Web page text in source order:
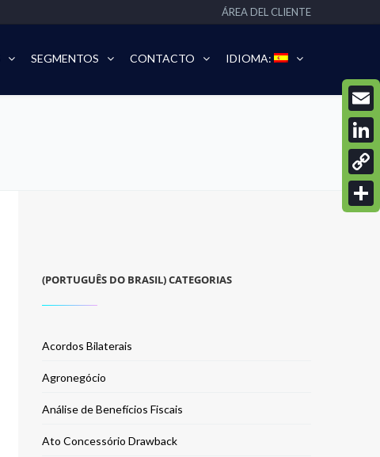
ÁREA DEL CLIENTE
SEGMENTOS CONTACTO IDIOMA:
(PORTUGUÊS DO BRASIL) CATEGORIAS
Acordos Bilaterais
Agronegócio
Análise de Benefícios Fiscais
Ato Concessório Drawback
Email
Copy
Link